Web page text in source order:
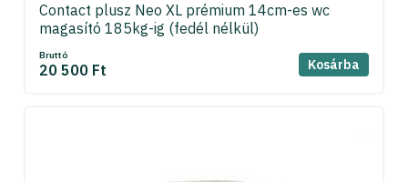
Contact plusz Neo XL prémium 14cm-es wc
magasító 185kg-ig (fedél nélkül)
Bruttó
20 500 Ft Kosárba